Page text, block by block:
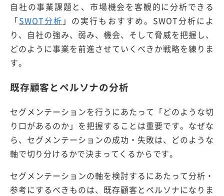
自社の事業課題と、市場機会を客観的に分析できる
「SWOT分析 」の実行もおすすめ。SWOT分析によ
り、自社の強み、弱み、機会、そして脅威を把握し、
どのように事業を前進させていくべきか戦略を練りま
す。
既存顧客とペルソナの分析
セグメンテーションを行うにあたって「どのような切
り口があるのか」を把握することは重要です。なぜな
ら、セグメンテーションの成功・失敗は、どのような
軸で切り分けるかで決まってくるからです。
セグメンテーションの軸を検討するにあたって分析・
参考にするべきものは、既存顧客とペルソナになりま